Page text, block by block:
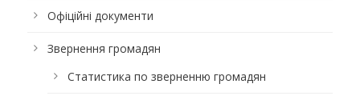
Офіційні документи
Звернення громадян
Статистика по зверненню громадян